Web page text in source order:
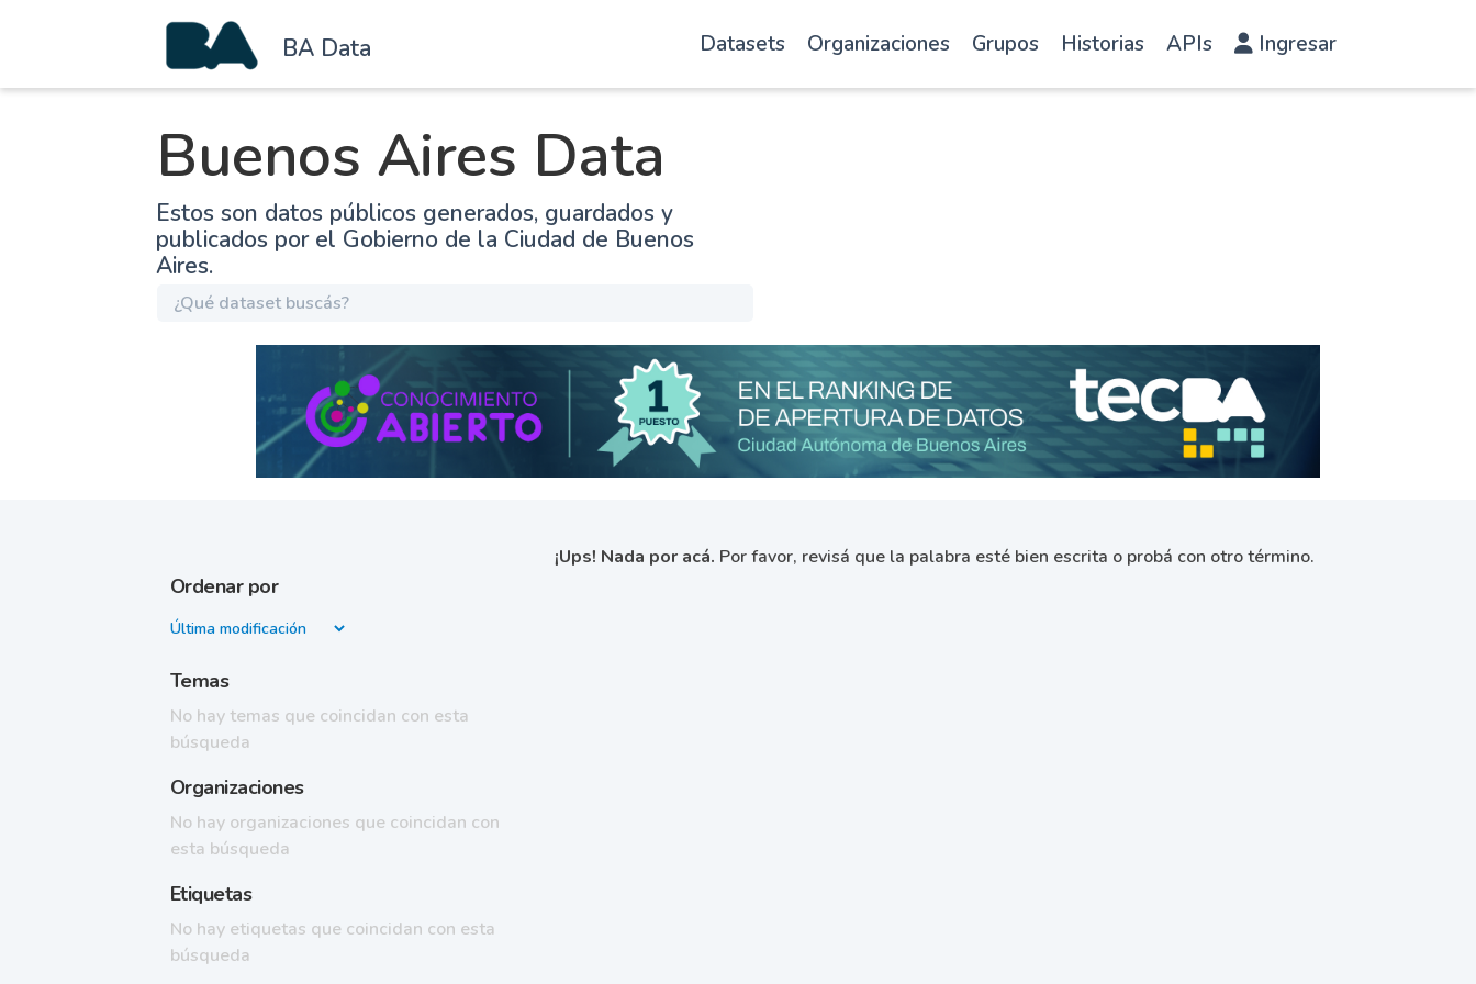
BA Data Datasets Organizaciones Grupos Historias APIs Ingresar
Buenos Aires Data
Estos son datos públicos generados, guardados y
publicados por el Gobierno de la Ciudad de Buenos
Aires.
Ordenar por
Temas
No hay temas que coincidan con esta
búsqueda
Organizaciones
No hay organizaciones que coincidan con
esta búsqueda
Etiquetas
No hay etiquetas que coincidan con esta
búsqueda
¡Ups! Nada por acá. Por favor, revisá que la palabra esté bien escrita o probá con otro término.